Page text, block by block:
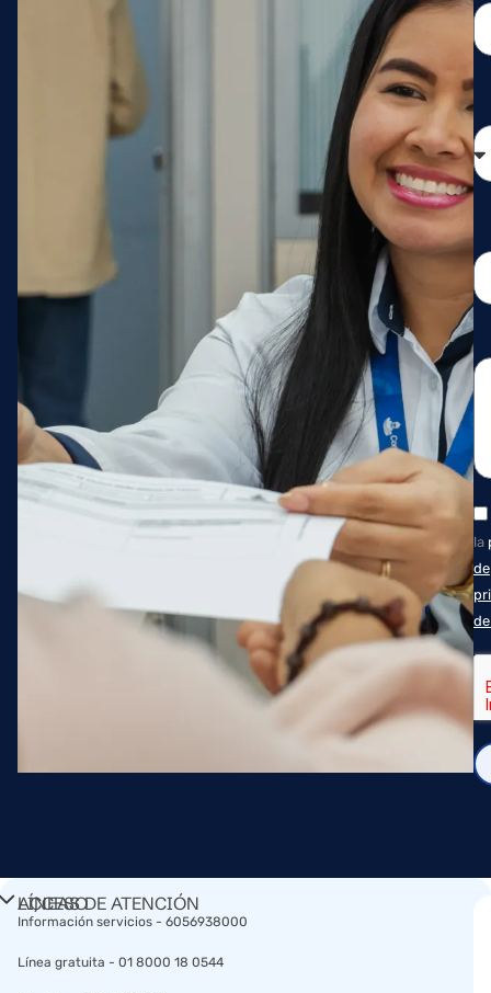
la
de
ACCESO
RÁPIDO​
LÍNEAS DE ATENCIÓN
Información servicios - 6056938000
Línea gratuita - 01 8000 18 0544